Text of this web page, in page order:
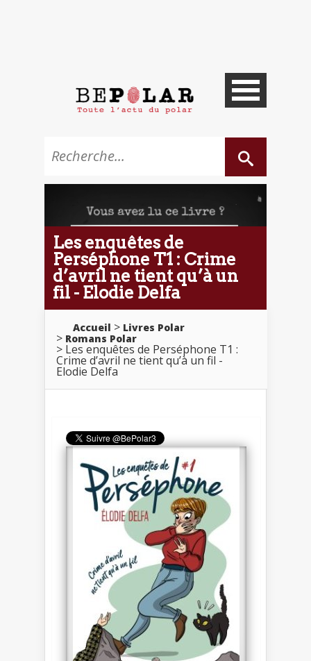
Les enquêtes de
Perséphone T1 : Crime
d’avril ne tient qu’à un
fil - Elodie Delfa
Accueil
Livres Polar
Romans Polar
Les enquêtes de Perséphone T1 :
Crime d’avril ne tient qu’à un fil -
Elodie Delfa